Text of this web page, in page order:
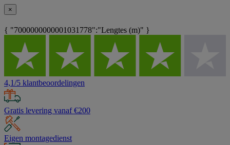
×
{ "7000000000001031778":"Lengtes (m)" }
4,1/5 klantbeoordelingen
Gratis levering vanaf €200
Eigen montagedienst